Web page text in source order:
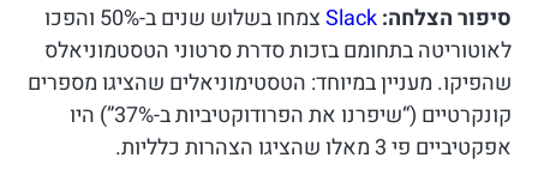
סיפור הצלחה: Slack
צמחו בשלוש שנים ב-50% והפכו
לאוטוריטה בתחומם בזכות סדרת סרטוני הטסטמוניאלס
שהפיקו. מעניין במיוחד: הטסטימוניאלים שהציגו מספרים
קונקרטיים (“שיפרנו את הפרודוקטיביות ב-37%”) היו
אפקטיביים פי 3 מאלו שהציגו הצהרות כלליות.